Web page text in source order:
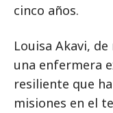
cinco años.
Louisa Akavi,
una enfermera
resiliente que
misiones en el